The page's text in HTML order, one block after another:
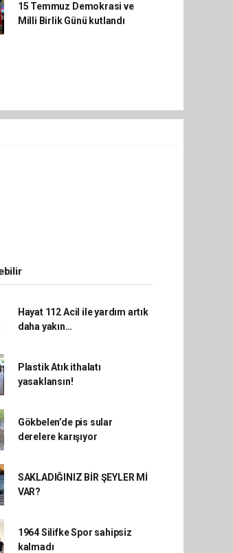
15 Temmuz Demokrasi ve
Milli Birlik Günü kutlandı
Hayat 112 Acil ile yardım artık
daha yakın…
Plastik Atık ithalatı
yasaklansın!
Gökbelen’de pis sular
derelere karışıyor
SAKLADIĞINIZ BİR ŞEYLER Mİ
VAR?
1964 Silifke Spor sahipsiz
kalmadı